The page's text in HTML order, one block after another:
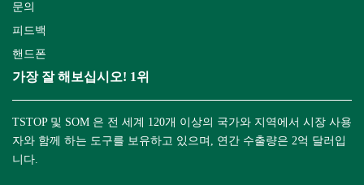
문의
피드백
핸드폰
가장 잘 해보십시오! 1위
TSTOP 및 SOM 은 전 세계 120개 이상의 국가와 지역에서 시장 사용
자와 함께 하는 도구를 보유하고 있으며, 연간 수출량은 2억 달러입
니다.